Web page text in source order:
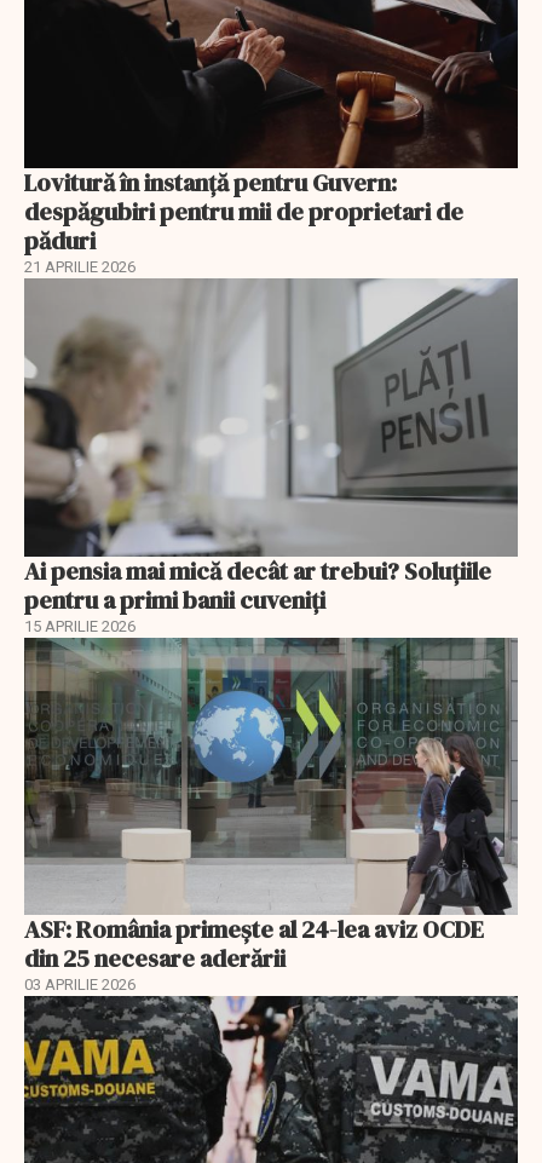
Lovitură în instanță pentru Guvern:
despăgubiri pentru mii de proprietari de
păduri
21 APRILIE 2026
Ai pensia mai mică decât ar trebui? Soluţiile
pentru a primi banii cuveniţi
15 APRILIE 2026
ASF: România primește al 24-lea aviz OCDE
din 25 necesare aderării
03 APRILIE 2026